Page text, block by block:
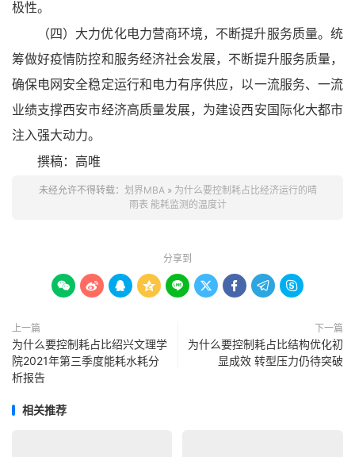
极性。
（四）大力优化电力营商环境，不断提升服务质量。统
筹做好疫情防控和服务经济社会发展，不断提升服务质量，
确保电网安全稳定运行和电力有序供应，以一流服务、一流
业绩支撑西安市经济高质量发展，为建设西安国际化大都市
注入强大动力。
撰稿：高唯
未经允许不得转载： 划界MBA» 为什么要控制耗占比经济运行的晴
雨表 能耗监测的温度计
分享到
        
上一篇
为什么要控制耗占比绍兴文理学
院2021年第三季度能耗水耗分
析报告
下一篇
为什么要控制耗占比结构优化初
显成效 转型压力仍待突破
相关推荐